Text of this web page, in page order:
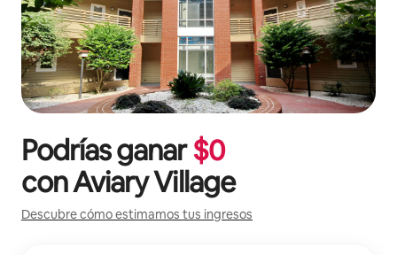
Podrías ganar$0
conAviary Village
Descubre cómo estimamos tus ingresos